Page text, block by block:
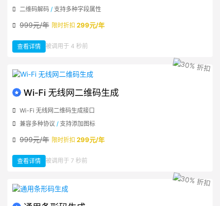
二维码解码 / 支持多种字段属性
999元/年 限时折扣 299元/年
查看详情 ：
通
码
解
析
取
被调用于 4 秒前
Wi-Fi 无线网二维码生成
Wi-Fi 无线网二维码生成接口
兼容多种协议 / 支持添加图标
999元/年 限时折扣 299元/年
查看详情 ：
Wi-
网
二
维
生
被调用于 7 秒前